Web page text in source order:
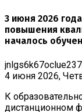
3 июня 2026
повышения
началось
4 июня 2026,
К
дистанционном